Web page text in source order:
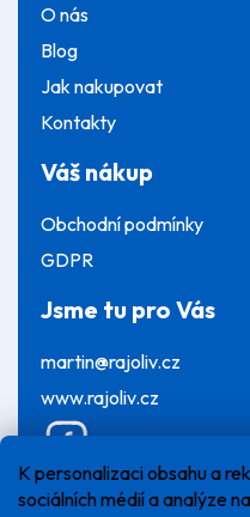
K personalizaci obsahu a
sociálních médií a analýze
O nás
Blog
Jak nakupovat
Kontakty
Váš nákup
Obchodní podmínky
GDPR
Jsme tu pro Vás
martin@rajoliv.cz
www.rajoliv.cz